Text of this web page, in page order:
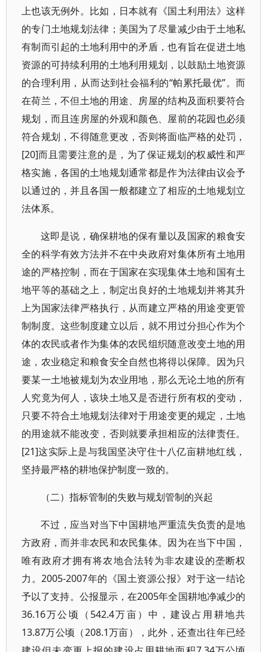
上也该无例外。比如，日本就有《国土利用法》这样
的专门土地规划法律；美国为了尽量减少由于土地私
有制而引起的土地利用中的矛盾，也有旨在促进土地
资源的可持续利用的土地利用规划，以鼓励土地资源
的合理利用，从而达到社会福利的“帕累托最优”。而
在荷兰，不但土地的用途、房屋的结构及面积要符合
规划，而且连房屋的外观和颜色、屋前的花园也必须
符合规划，不得随意更改，否则将面临严格的处罚，
[20]而且需要注意的是，为了保证规划的权威性和严
格实施，各国的土地规划通常都是作为法律由议会予
以通过的，并且各国一般都建立了相应的土地规划立
法体系。
这即是说，确保耕地的保有量以及国家的粮食安
全的科学有效方法并不在中央政府对集体所有土地用
途的严格控制，而在于国家在实现集体土地和国有土
地平等的基础之上，制定出良好的土地规划并将其升
上为国家法律严格执行，从而建立严格的用途变更管
制制度。这些制度建立以后，就不用过分担心作为个
体的农民或者作为集体的农民组织随意改变土地的用
途，农业稳定和粮食安全自然也将得以保障。因为只
要某一土地被规划为农业用地，那么无论土地的所有
人究竟为何人，该块土地又是否进行所有权的变动，
只要不符合土地规划法律对于用途变更的规定，土地
的用途就不能改变，否则就要承担相应的法律责任。
[21]这实际上是与我国坚决守住十八亿亩耕地红线，
坚持最严格的耕地保护制度一致的。
（二）指标管制的失败与规划管制的兴起
不过，应当对当下中国耕地严重流失负责的是地
方政府，而并非农民和农民集体。因为在当下中国，
唯有政府才拥有将农地合法转为非农建设的垄断权
力。2005-2007年的《国土资源公报》对于这一结论
予以了支持。公报显示，在2005年全国耕地净减少的
36.16万公顷（542.4万亩）中，建设占用耕地共
13.87万公顷（208.1万亩），此外，还查出往年已经